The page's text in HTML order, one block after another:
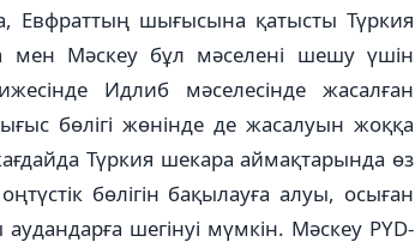
Евфраттың шығысына қа­тысты Түркия
мен Мәскеу бұл мәселені шешу үшін
Идлиб мәселесінде жасалған
бөлігі жөнінде де жасалуын жоққа
Түр­кия шекара аймақтарында өз
бөлігін ба­қы­лауға алуы, осыған
шегі­нуі мүмкін. Мәскеу PYD-